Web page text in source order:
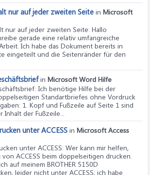
nur auf jeder zweiten Seite in Microsoft
nur auf jeder zweiten Seite: Hallo
gerade eine relativ umfangreiche
Ich habe das Dokument bereits in
eingeteilt und die Seitenränder für den
in Microsoft Word Hilfe
: Ich benötige Hilfe bei der
Standartbriefes ohne Vordruck
1. Kopf und Fußzeile auf Seite 1 sind
Inhalt der Fußzeile...
unter ACCESS in Microsoft Access
unter ACCESS: Wer kann mir helfen,
ACCESS beim doppelseitigen drucken.
auf meinem BROTHER 5150D
leider nicht unter ACCESS; ich habe